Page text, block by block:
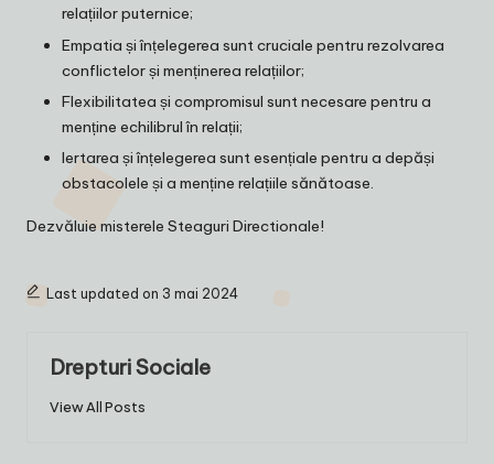
relațiilor puternice;
Empatia și înțelegerea sunt cruciale pentru rezolvarea
conflictelor și menținerea relațiilor;
Flexibilitatea și compromisul sunt necesare pentru a
menține echilibrul în relații;
Iertarea și înțelegerea sunt esențiale pentru a depăși
obstacolele și a menține relațiile sănătoase.
Dezvăluie misterele Steaguri Directionale!
Last updated on 3 mai 2024
Drepturi Sociale
View All Posts